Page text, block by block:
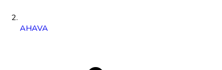
AHAVA